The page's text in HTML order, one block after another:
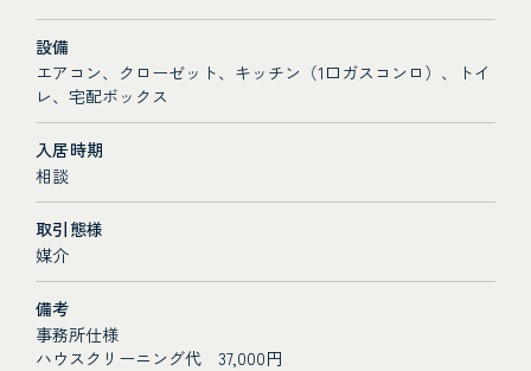
設備
エアコン、クローゼット、キッチン（1口ガスコンロ）、トイ
レ、宅配ボックス
入居時期
相談
取引態様
媒介
備考
事務所仕様
ハウスクリーニング代 37,000円